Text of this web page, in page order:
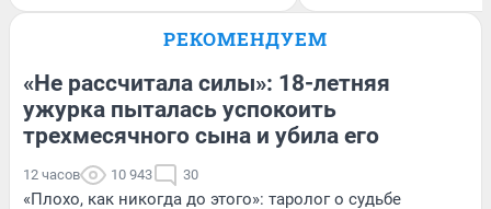
РЕКОМЕНДУЕМ
«Не рассчитала силы»: 18-летняя
ужурка пыталась успокоить
трехмесячного сына и убила его
12 часов 10 943 30
«Плохо, как никогда до этого»: таролог о судьбе